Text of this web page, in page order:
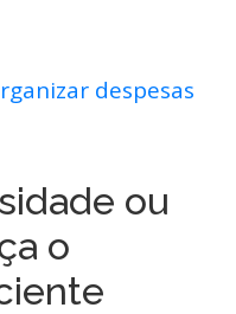
despesas
ou
o